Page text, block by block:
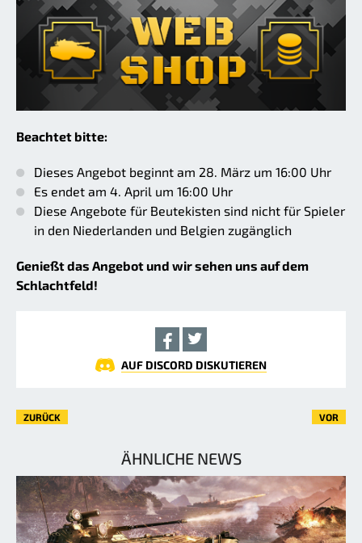
Beachtet bitte:
Dieses Angebot beginnt am 28. März um 16:00 Uhr
Es endet am 4. April um 16:00 Uhr
Diese Angebote für Beutekisten sind nicht für Spieler
in den Niederlanden und Belgien zugänglich
Genießt das Angebot und wir sehen uns auf dem
Schlachtfeld!
AUF DISCORD DISKUTIEREN
ZURÜCK VOR
ÄHNLICHE NEWS